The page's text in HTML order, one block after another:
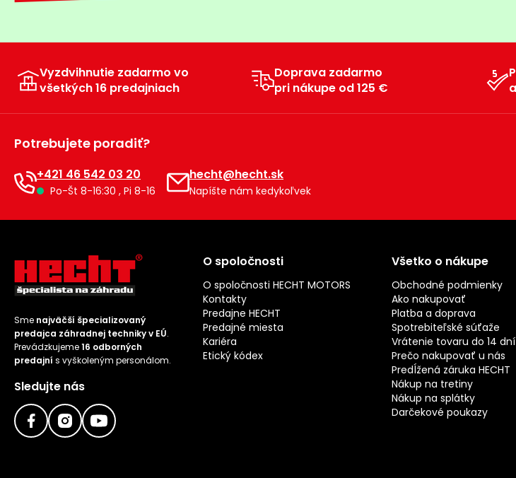
Vyzdvihnutie zadarmo vo
všetkých 16 predajniach
Doprava zadarmo
pri nákupe od 125 €
Potrebujete poradiť?
+421 46 542 03 20
Po-Št 8-16:30 , Pi 8-16
hecht@hecht.sk
Napíšte nám kedykoľvek
Sme najväčší špecializovaný
predajca záhradnej techniky v EÚ.
Prevádzkujeme16 odborných
predajní s vyškoleným personálom.
Sledujte nás
O spoločnosti
O spoločnosti HECHT MOTORS
Kontakty
Predajne HECHT
Predajné miesta
Kariéra
Etický kódex
Všetko o nákupe
Obchodné podmienky
Ako nakupovať
Platba a doprava
Spotrebiteľské súťaže
Vrátenie tovaru do 14 dní
Prečo nakupovať u nás
Predĺžená záruka HECHT
Nákup na tretiny
Nákup na splátky
Darčekové poukazy